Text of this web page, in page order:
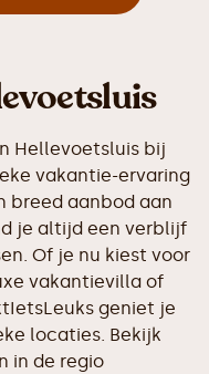
Hellevoetsluis bij
vakantie-ervaring
breed aanbod aan
je altijd een verblijf
Of je nu kiest voor
vakantievilla of
geniet je
locaties. Bekijk
in de regio